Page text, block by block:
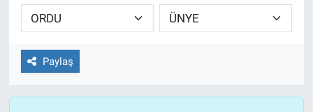
Paylaş
TEKNOLOJİ
Dünya
İlçeler